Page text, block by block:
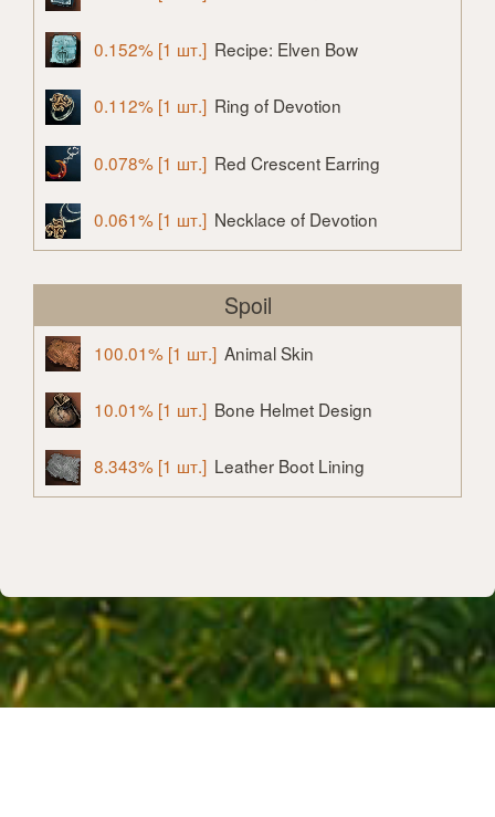
0.152% [1 шт.] Recipe: Elven Bow
0.112% [1 шт.] Ring of Devotion
0.078% [1 шт.] Red Crescent Earring
0.061% [1 шт.] Necklace of Devotion
Spoil
100.01% [1 шт.] Animal Skin
10.01% [1 шт.] Bone Helmet Design
8.343% [1 шт.] Leather Boot Lining